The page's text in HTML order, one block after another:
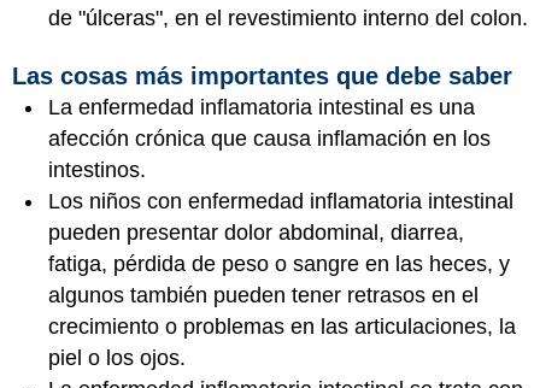
de "úlceras", en el revestimiento interno del colon.
Las cosas más importantes que debe saber
La enfermedad inflamatoria intestinal es una
afección crónica que causa inflamación en los
intestinos.
Los niños con enfermedad inflamatoria intestinal
pueden presentar dolor abdominal, diarrea,
fatiga, pérdida de peso o sangre en las heces, y
algunos también pueden tener retrasos en el
crecimiento o problemas en las articulaciones, la
piel o los ojos.